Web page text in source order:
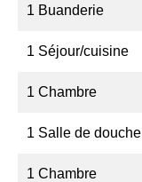
1 Buanderie
1 Séjour/cuisine
1 Chambre
1 Salle de douche
1 Chambre